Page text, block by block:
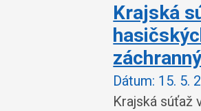
Krajská
Dátum: 15. 5.
Krajská súťaž